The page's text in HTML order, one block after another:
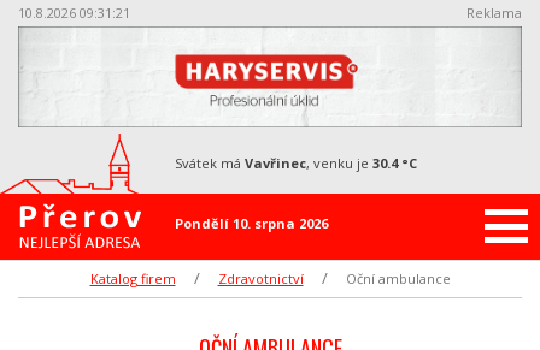
10.8.2026 09:31:21 Reklama
Pondělí 10. srpna 2026
svátek má Vavřinec, venku je 30.4 °C
Katalog firem Zdravotnictví Oční ambulance